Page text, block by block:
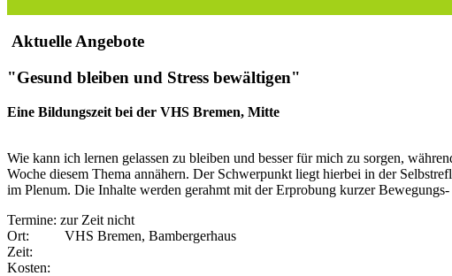
Aktuelle Angebote
"Gesund bleiben und Stress bewältigen"
Eine Bildungszeit bei der VHS Bremen, Mitte
Wie kann ich lernen gelassen zu bleiben und besser für mich zu sorgen,
Woche diesem Thema annähern. Der Schwerpunkt liegt hierbei in der
im Plenum. Die Inhalte werden gerahmt mit der Erprobung kurzer
Termine: zur Zeit nicht
Ort: VHS Bremen, Bambergerhaus
Zeit:
Kosten: